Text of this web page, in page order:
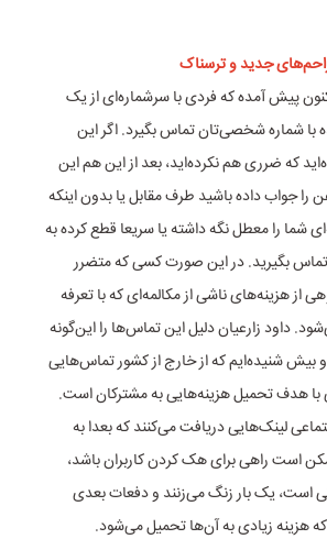
جدید و ترسناک
پیش آمده که فردی با سرشماره‌ای از یک
با شماره شخصی‌تان تماس بگیرد. اگر این
که ضرری هم نکرده‌اید، بعد از این هم این
را جواب داده باشید طرف مقابل یا بدون اینکه
شما را معطل نگه داشته یا سریعا قطع کرده به
تماس بگیرید. در این صورت کسی که متضرر
از هزینه‌های ناشی از مکالمه‌ای که با تعرفه
داود زارعیان دلیل این تماس‌ها را این‌گونه
شنیده‌ایم که از خارج از کشور تماس‌هایی
با هدف تحمیل هزینه‌هایی به مشترکان است.
لینک‌هایی دریافت می‌کنند که بعدا به
است راهی برای هک کردن کاربران باشد،
است، یک بار زنگ می‌زنند و دفعات بعدی
هزینه زیادی به آن‌ها تحمیل می‌شود.